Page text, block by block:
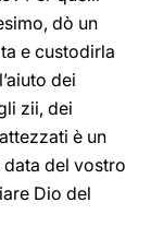
dò un
e custodirla
dei
zii, dei
è un
del vostro
Dio del